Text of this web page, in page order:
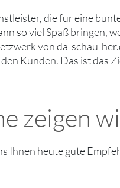
die für eine
so viel Spaß bringen,
von da-schau-
Kunden. Das ist das
zeigen
heute gute